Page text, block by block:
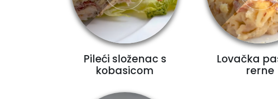
Pileći složenac s
kobasicom
Lovačka
rerne